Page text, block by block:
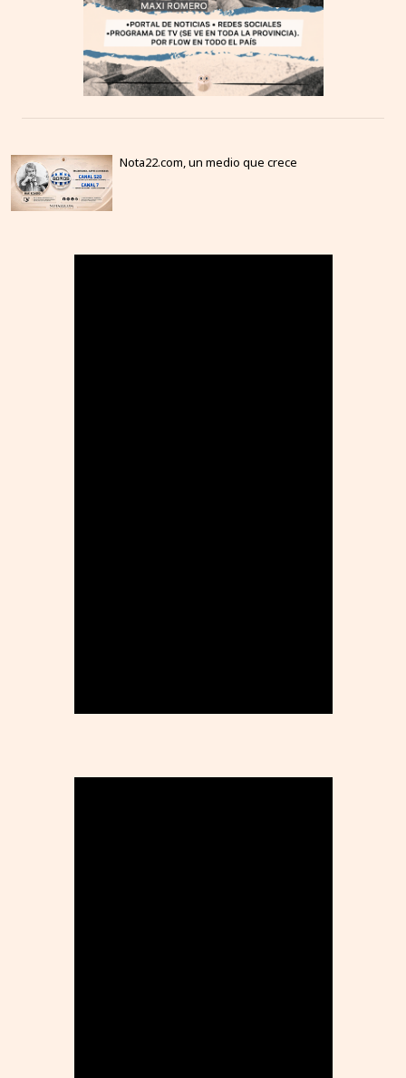
Nota22.com, un medio que crece